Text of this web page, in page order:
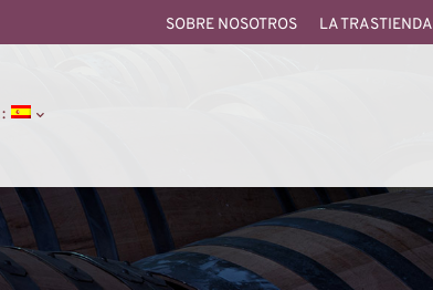
SOBRE NOSOTROS LA TRASTIENDA